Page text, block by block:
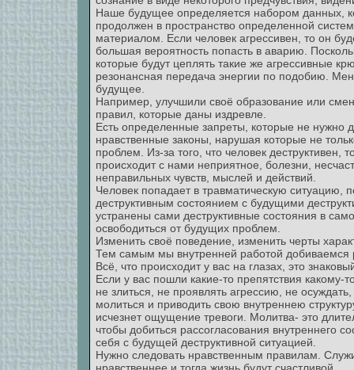
Наше будущее определяется набором данных,
продолжен в пространство определенной
материалом. Если человек агрессивен, то он
большая вероятность попасть в аварию.
которые будут цеплять такие же агрессивные
резонансная передача энергии по подобию.
будущее.
Например, улучшили своё образование или
правил, которые даны издревле.
Есть определенные запреты, которые не нужно
нравственные законы, нарушая которые не
проблем. Из-за того, что человек деструктивен,
происходит с нами неприятное, болезни,
неправильных чувств, мыслей и действий.
Человек попадает в травматическую ситуацию,
деструктивным состоянием с будущими
устранены сами деструктивные состояния в
освободиться от будущих проблем.
Изменить своё поведение, изменить черты
Тем самым мы внутренней работой добиваемся
Всё, что происходит у вас на глазах, это
Если у вас пошли какие-то препятствия какому-
не злиться, не проявлять агрессию, не
молиться и приводить свою внутреннею
исчезнет ощущение тревоги. Молитва- это
чтобы добиться рассогласования внутреннего
себя с будущей деструктивной ситуацией.
Нужно следовать нравственным правилам.